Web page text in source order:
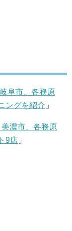
阜市、各務原
ングを紹介 」
濃市、各務原
9店 」